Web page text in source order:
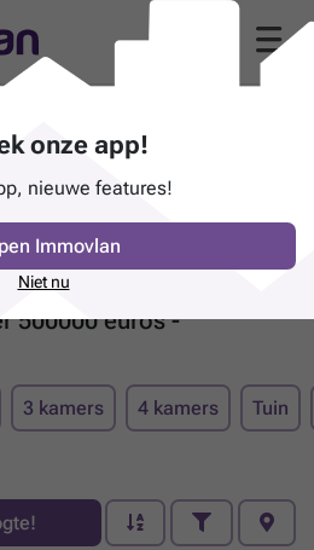
500000 euros -
3 kamers 4 kamers Tuin
onze app!
nieuwe features!
Immovlan
Niet nu